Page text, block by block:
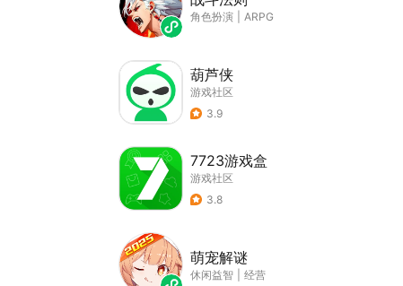
角色扮演 ARPG
葫芦侠
游戏社区
3.9
7723游戏盒
游戏社区
3.8
萌宠解谜
休闲益智 经营